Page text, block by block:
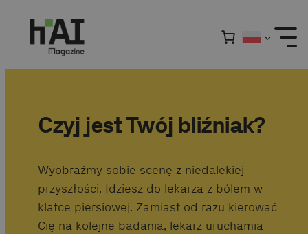
treści
Czyj jest Twój bliźniak?
Wyobraźmy sobie scenę z niedalekiej
przyszłości. Idziesz do lekarza z bólem w
klatce piersiowej. Zamiast od razu kierować
Cię na kolejne badania, lekarz uruchamia